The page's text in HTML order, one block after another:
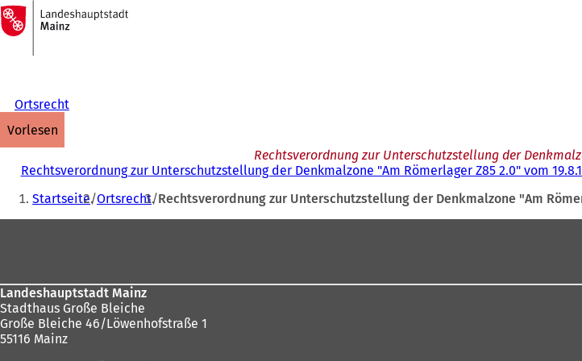
Inhalt anspringen
Zur
Startseite
Ortsrecht
vorlesen
Rechtsverordnung zur Unterschutzstellung der
Rechtsverordnung zur Unterschutzstellung der Denkmalzone "Am Römerlager Z85 2.0" vom
Sie
befinden
Startseite Ortsrecht Rechtsverordnung zur Unterschutzstellung der Denkmalzone "Am
Landeshauptstadt Mainz
Stadthaus Große Bleiche
Große Bleiche 46/Löwenhofstraße 1
55116 Mainz